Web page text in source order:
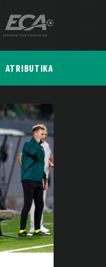
ATRIBUTIKA